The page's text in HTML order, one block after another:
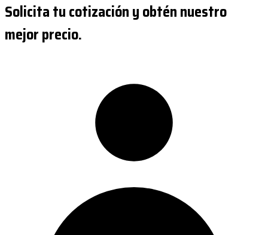
Solicita tu cotización y obtén nuestro
mejor precio.